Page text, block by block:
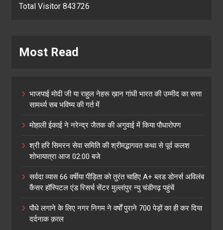
Total Visitor 843726
Most Read
भाजपाई मोदी जी या राहुल नेहरू ख़ान गांधी भारत की उम्मीद का सत्ता
सामर्थ्य सब भविष्य की गर्त में
मोहाली ईकाई ने नरेन्द्र जैतक की अगुवाई में किया पौधारोपण
श्री हरि सिमरन सेवा समिति की श्रीमद्भागवत कथा से पूर्व कलश
शोभायात्रा आज 02:00 बजे
सर्वदा व्यास 66 वर्षीया पीड़िता को तुरंत चाहिए A+ ब्लड डोनर्स अविलंब
कैंसर हॉस्पिटल एंड रिसर्च सेंटर मुल्लांपुर न्यु चंडीगढ़ पहुंचें
पौधे लगाने के लिए नगर निगम ने वर्षों पुराने 700 पेड़ों का ही कर दिया
दर्दनाक क़त्ल